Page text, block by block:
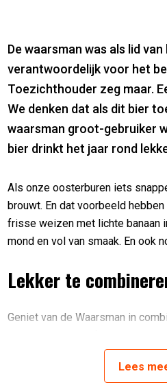
De waarsman was als lid
verantwoordelijk voor het
Toezichthouder zeg maar.
We denken dat als dit bier
waarsman groot-gebruiker
bier drinkt het jaar rond
Als onze oosterburen iets
brouwt. En dat voorbeeld
frisse weizen met lichte banaan
mond en vol van smaak. En ook
Lekker te
Geniet van de Waarsman in
Over MagistraatLees